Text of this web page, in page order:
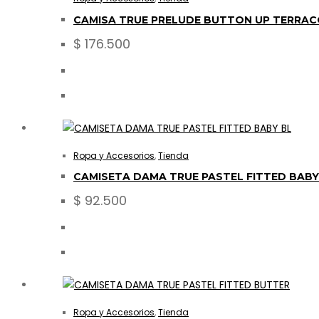
CAMISA TRUE PRELUDE BUTTON UP
$ 176.500
Ropa y Accesorios,Tienda
CAMISETA DAMA TRUE PASTEL FITTED
$ 92.500
Ropa y Accesorios,Tienda